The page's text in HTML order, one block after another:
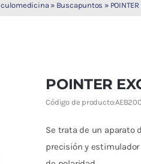
» Buscapuntos »
POINTER
Código de producto:
Se trata de un aparato
precisión y